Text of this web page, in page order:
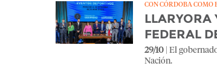
CON CÓRDOBA COMO
LLARYORA
FEDERAL
29/10 | El
Nación.